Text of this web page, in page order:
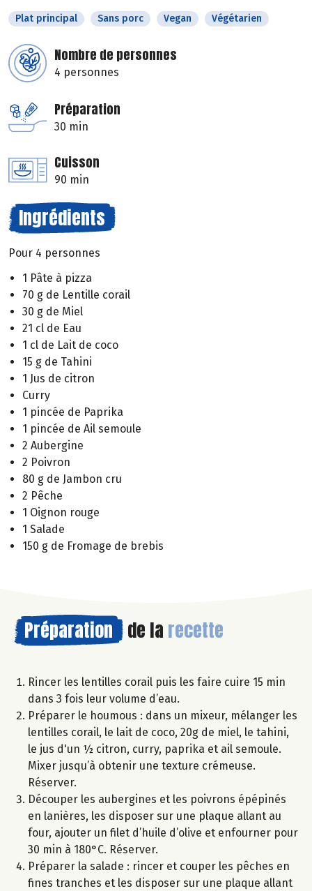
Plat principal Sans porc Vegan Végétarien
Nombre de personnes
4 personnes
Préparation
30 min
Cuisson
90 min
Ingrédients
Pour 4 personnes
1 Pâte à pizza
70 g de Lentille corail
30 g de Miel
21 cl de Eau
1 cl de Lait de coco
15 g de Tahini
1 Jus de citron
Curry
1 pincée de Paprika
1 pincée de Ail semoule
2 Aubergine
2 Poivron
80 g de Jambon cru
2 Pêche
1 Oignon rouge
1 Salade
150 g de Fromage de brebis
Préparation de la recette
Rincer les lentilles corail puis les faire cuire 15 min
dans 3 fois leur volume d’eau.
Préparer le houmous : dans un mixeur, mélanger les
lentilles corail, le lait de coco, 20g de miel, le tahini,
le jus d'un ½ citron, curry, paprika et ail semoule.
Mixer jusqu’à obtenir une texture crémeuse.
Réserver.
Découper les aubergines et les poivrons épépinés
en lanières, les disposer sur une plaque allant au
four, ajouter un filet d’huile d’olive et enfourner pour
30 min à 180°C. Réserver.
Préparer la salade : rincer et couper les pêches en
fines tranches et les disposer sur une plaque allant